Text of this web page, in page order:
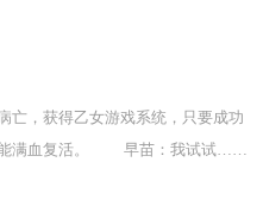
她加入了须弥轻小说协会。一夜之
然出现的金发旅行者的传说。远到
，在等待一个永远回不来的人；也
的童谣在人人口中传唱。在她的笔
，收拾房子。 ——只是他偶尔会被
亡，获得乙女游戏系统，只要成功
能满血复活。 早苗：我试试……
！ 这群男生根本都是排球脑袋，